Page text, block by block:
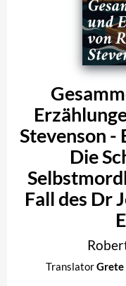
Stevenson -
Die
Fall des Dr
TranslatorGrete